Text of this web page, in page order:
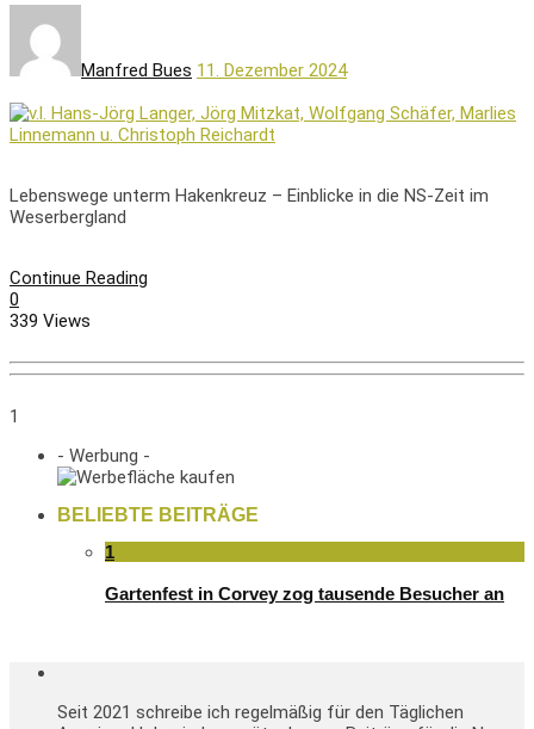
Manfred Bues 11. Dezember 2024
Lebenswege unterm Hakenkreuz – Einblicke in die NS-Zeit im
Weserbergland
Continue Reading
0
339 Views
1
- Werbung -
BELIEBTE BEITRÄGE
1
Gartenfest in Corvey zog tausende Besucher an
Seit 2021 schreibe ich regelmäßig für den Täglichen